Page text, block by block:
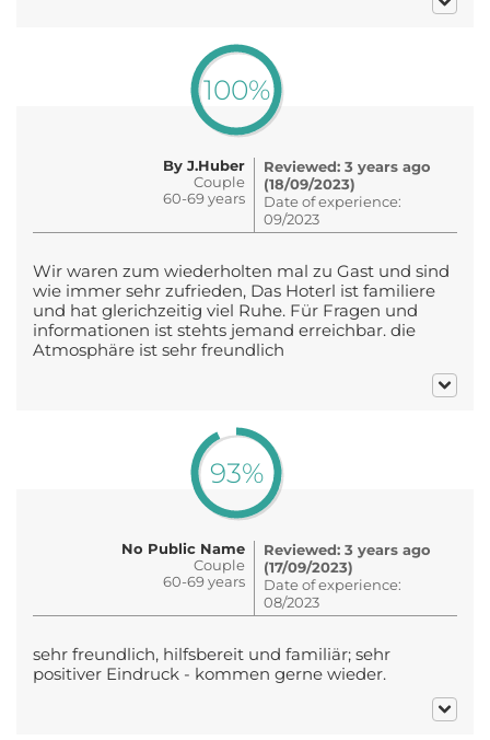
100%
By J.Huber
Couple
60-69 years
Reviewed: 3 years ago
(18/09/2023)
Date of experience:
09/2023
Wir waren zum wiederholten mal zu Gast und sind
wie immer sehr zufrieden, Das Hoterl ist familiere
und hat glerichzeitig viel Ruhe. Für Fragen und
informationen ist stehts jemand erreichbar. die
Atmosphäre ist sehr freundlich
93%
No Public Name
Couple
60-69 years
Reviewed: 3 years ago
(17/09/2023)
Date of experience:
08/2023
sehr freundlich, hilfsbereit und familiär; sehr
positiver Eindruck - kommen gerne wieder.